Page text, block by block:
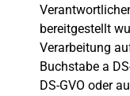
bereitgestellt
Verarbeitung
Buchstabe a
DS-GVO oder